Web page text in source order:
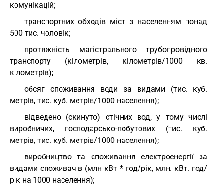
комунікацій;
транспортних обходів міст з населенням понад
500 тис. чоловік;
протяжність магістрального трубопровідного
транспорту (кілометрів, кілометрів/1000 кв.
кілометрів);
обсяг споживання води за видами (тис. куб.
метрів, тис. куб. метрів/1000 населення);
відведено (скинуто) стічних вод, у тому числі
виробничих, господарсько-побутових (тис. куб.
метрів, тис. куб. метрів/1000 населення);
виробництво та споживання електроенергії за
видами споживачів (млн кВт * год/рік, млн. кВт. год/
рік на 1000 населення);